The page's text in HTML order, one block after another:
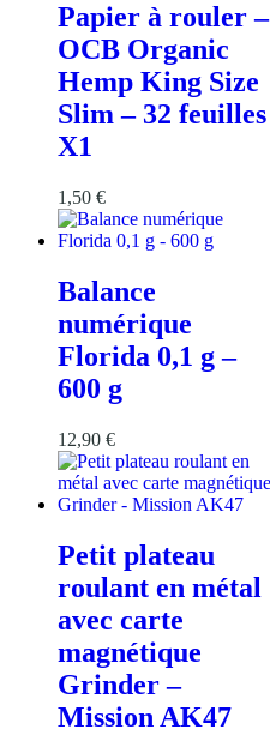
Papier à rouler –
OCB Organic
Hemp King Size
Slim – 32 feuilles
X1
1,50 €
Balance
numérique
Florida 0,1 g –
600 g
12,90 €
Petit plateau
roulant en métal
avec carte
magnétique
Grinder –
Mission AK47